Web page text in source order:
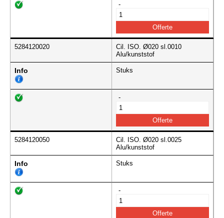
-
5284120020
Cil. ISO. Ø020 sl.0010
Alu/kunststof
Info Stuks
-
5284120050
Cil. ISO. Ø020 sl.0025
Alu/kunststof
Info Stuks
-